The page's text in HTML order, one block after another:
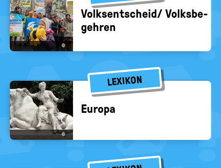
©
Volks­ent­scheid/ Volks­be­
geh­ren
LEXIKON
©
Eu­ro­pa